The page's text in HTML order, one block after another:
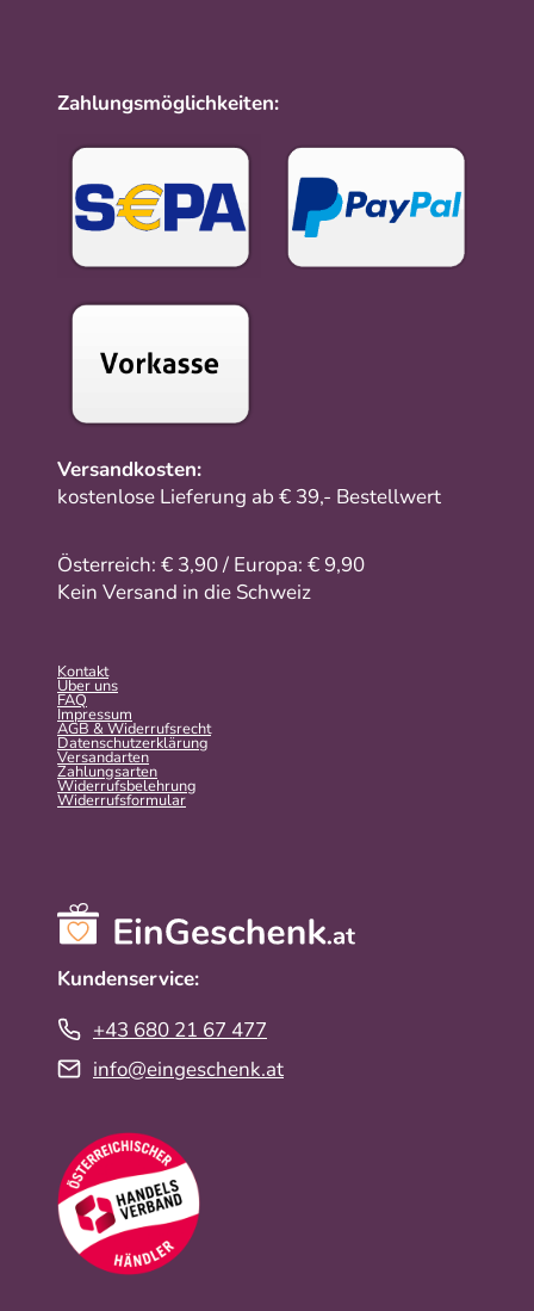
Zahlungsmöglichkeiten:
Versandkosten:
kostenlose Lieferung ab € 39,- Bestellwert
Österreich: € 3,90 / Europa: € 9,90
Kein Versand in die Schweiz
Kontakt
Über uns
FAQ
Impressum
AGB & Widerrufsrecht
Datenschutzerklärung
Versandarten
Zahlungsarten
Widerrufsbelehrung
Widerrufs­formular
Kundenservice:
+43 680 21 67 477
info@eingeschenk.at